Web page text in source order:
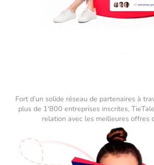
Fort d’un solide réseau de partenaires à
plus de 1'800 entreprises inscrites,
relation avec les meilleures offres